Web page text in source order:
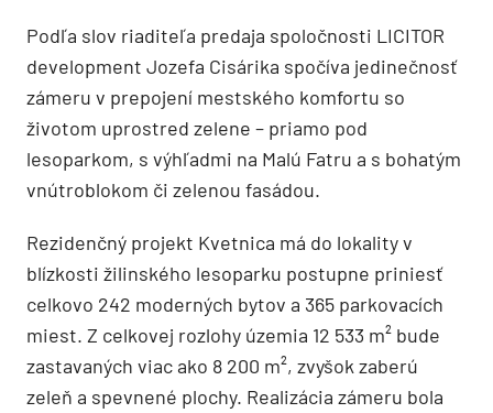
Podľa slov riaditeľa predaja spoločnosti LICITOR
development Jozefa Cisárika spočíva jedinečnosť
zámeru v prepojení mestského komfortu so
životom uprostred zelene – priamo pod
lesoparkom, s výhľadmi na Malú Fatru a s bohatým
vnútroblokom či zelenou fasádou.
Rezidenčný projekt Kvetnica má do lokality v
blízkosti žilinského lesoparku postupne priniesť
celkovo 242 moderných bytov a 365 parkovacích
miest. Z celkovej rozlohy územia 12 533 m² bude
zastavaných viac ako 8 200 m², zvyšok zaberú
zeleň a spevnené plochy. Realizácia zámeru bola